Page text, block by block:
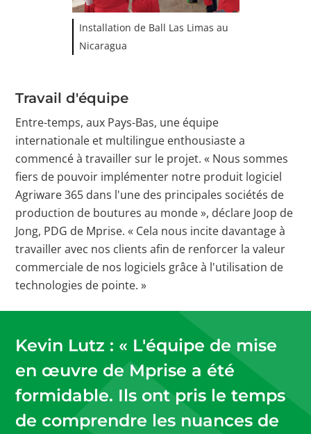
Installation de Ball Las Limas au
Nicaragua
Travail d'équipe
Entre-temps, aux Pays-Bas, une équipe
internationale et multilingue enthousiaste a
commencé à travailler sur le projet. « Nous sommes
fiers de pouvoir implémenter notre produit logiciel
Agriware 365 dans l'une des principales sociétés de
production de boutures au monde », déclare Joop de
Jong, PDG de Mprise. « Cela nous incite davantage à
travailler avec nos clients afin de renforcer la valeur
commerciale de nos logiciels grâce à l'utilisation de
technologies de pointe. »
Kevin Lutz : « L'équipe de mise
en œuvre de Mprise a été
formidable. Ils ont pris le temps
de comprendre les nuances de